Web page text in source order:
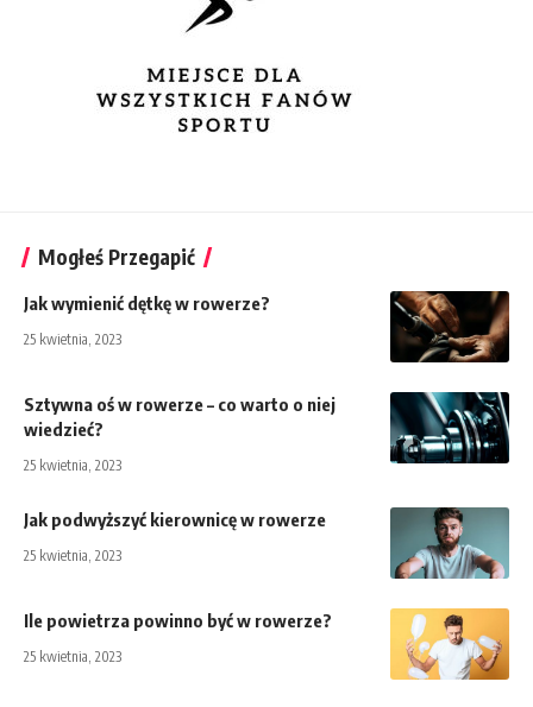
Mogłeś Przegapić
Jak wymienić dętkę w rowerze?
25 kwietnia, 2023
Sztywna oś w rowerze – co warto o niej
wiedzieć?
25 kwietnia, 2023
Jak podwyższyć kierownicę w rowerze
25 kwietnia, 2023
Ile powietrza powinno być w rowerze?
25 kwietnia, 2023